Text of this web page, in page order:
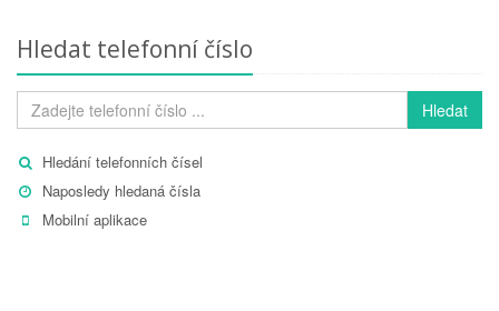
Hledat telefonní číslo
Hledat
Hledání telefonních čísel
Naposledy hledaná čísla
Mobilní aplikace